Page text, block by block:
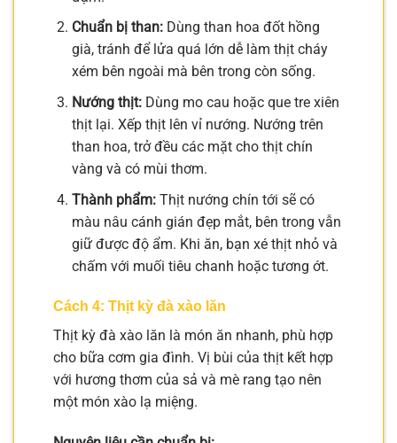
Chuẩn bị than:Dùng than hoa đốt hồng
già, tránh để lửa quá lớn dễ làm thịt cháy
xém bên ngoài mà bên trong còn sống.
Nướng thịt:Dùng mo cau hoặc que tre xiên
thịt lại. Xếp thịt lên vỉ nướng. Nướng trên
than hoa, trở đều các mặt cho thịt chín
vàng và có mùi thơm.
Thành phẩm:Thịt nướng chín tới sẽ có
màu nâu cánh gián đẹp mắt, bên trong vẫn
giữ được độ ẩm. Khi ăn, bạn xé thịt nhỏ và
chấm với muối tiêu chanh hoặc tương ớt.
Cách 4: Thịt kỳ đà xào lăn
Thịt kỳ đà xào lăn là món ăn nhanh, phù hợp
cho bữa cơm gia đình. Vị bùi của thịt kết hợp
với hương thơm của sả và mè rang tạo nên
một món xào lạ miệng.